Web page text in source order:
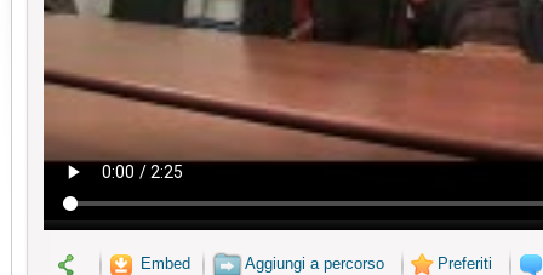
Embed Aggiungi a percorso Preferiti